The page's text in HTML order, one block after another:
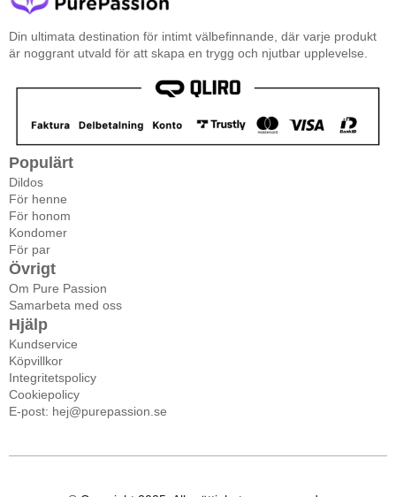
Din ultimata destination för intimt välbefinnande, där varje produkt
är noggrant utvald för att skapa en trygg och njutbar upplevelse.
Populärt
Dildos
För henne
För honom
Kondomer
För par
Övrigt
Om Pure Passion
Samarbeta med oss
Hjälp
Kundservice
Köpvillkor
Integritetspolicy
Cookiepolicy
E-post: hej@purepassion.se